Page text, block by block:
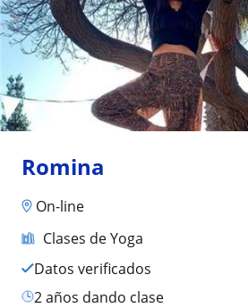
Romina
On-line
Clases de Yoga
Datos verificados
2 años dando clase